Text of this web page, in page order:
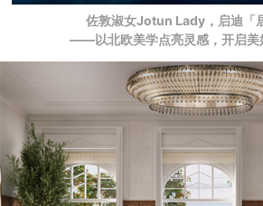
佐敦淑女Jotun Lady，启迪「
——以北欧美学点亮灵感，开启美